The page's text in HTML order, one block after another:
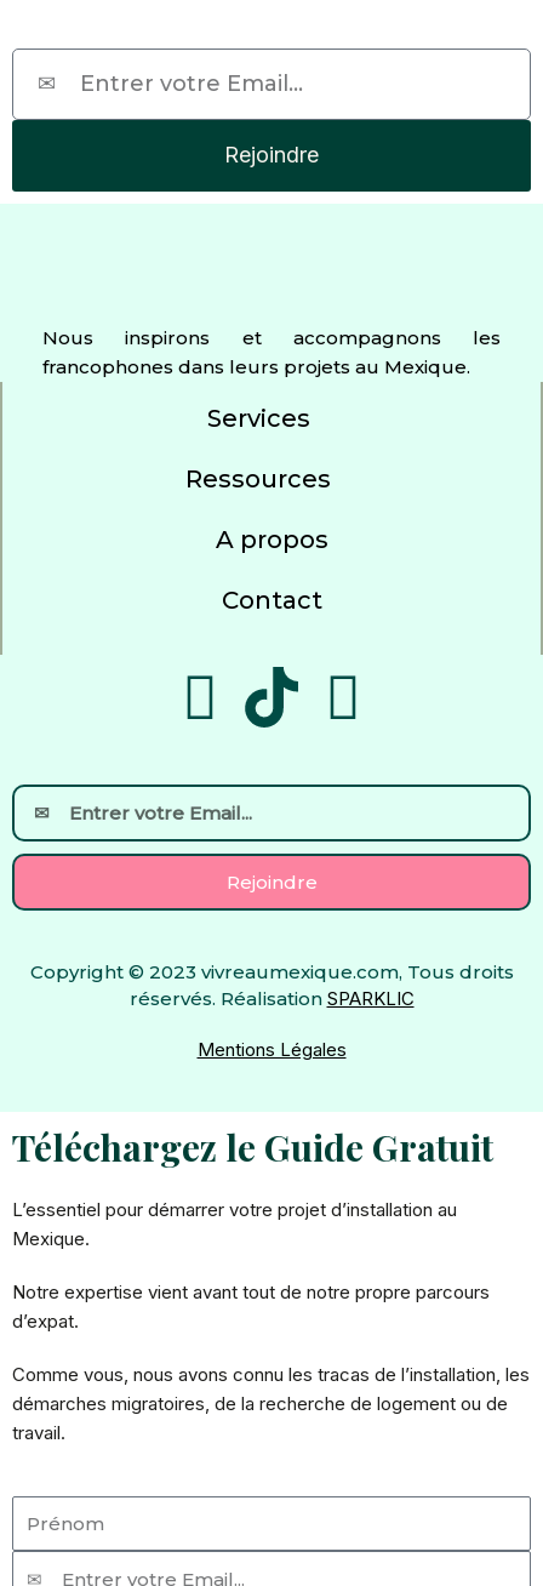
Email
Rejoindre
Nous inspirons et accompagnons les
francophones dans leurs projets au Mexique.
Services
Ressources
A propos
Contact
F
c
e
o
o
k
Y
t
b
e
Email
Rejoindre
Copyright © 2023 vivreaumexique.com, Tous droits
réservés. Réalisation SPARKLIC
Mentions Légales
Téléchargez le Guide Gratuit
L’essentiel pour démarrer votre projet d’installation au
Mexique.
Notre expertise vient avant tout de notre propre parcours
d’expat.
Comme vous, nous avons connu les tracas de l’installation, les
démarches migratoires, de la recherche de logement ou de
travail.